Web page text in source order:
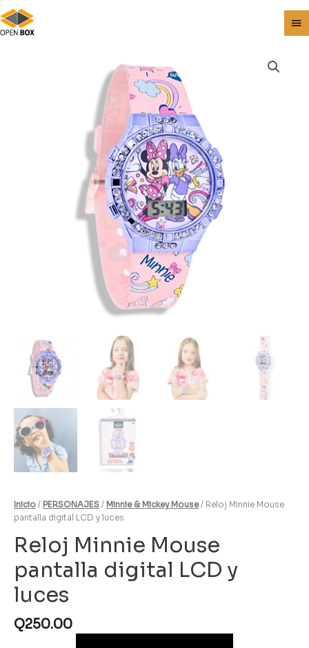
Inicio / PERSONAJES / Minnie & Mickey Mouse/ Reloj Minnie Mouse
pantalla digital LCD y luces
Reloj Minnie Mouse
pantalla digital LCD y
luces
Q250.00